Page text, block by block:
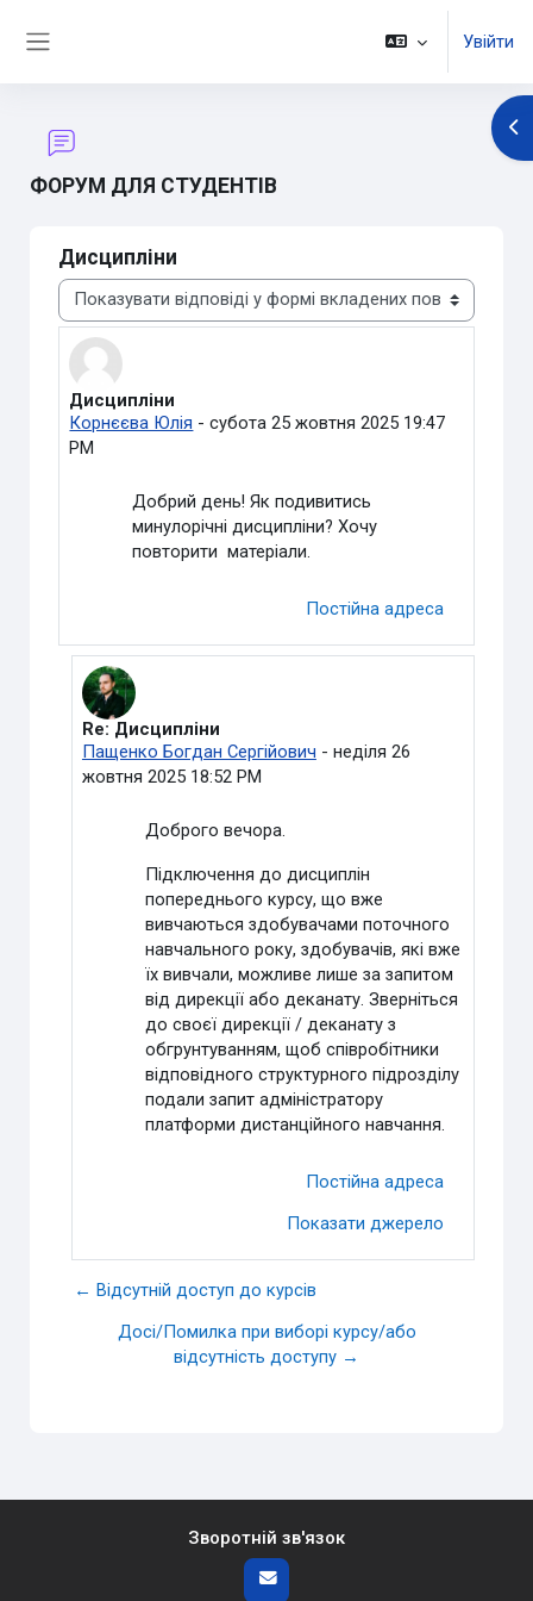
Увійти
ФОРУМ ДЛЯ СТУДЕНТІВ
Дисципліни
Тип показу
Дисципліни
Корнєєва Юлія -субота 25 жовтня 2025 19:47
PM
Кількість відповідей: 1
Добрий день! Як подивитись
минулорічні дисципліни? Хочу
повторити матеріали.
Постійна адреса
У відповідь на Корнєєва Юлія
Re: Дисципліни
Пащенко Богдан Сергійович - неділя 26
жовтня 2025 18:52 PM
Доброго вечора.
Підключення до дисциплін
попереднього курсу, що вже
вивчаються здобувачами поточного
навчального року, здобувачів, які вже
їх вивчали, можливе лише за запитом
від дирекції або деканату. Зверніться
до своєї дирекції / деканату з
обгрунтуванням, щоб співробітники
відповідного структурного підрозділу
подали запит адміністратору
платформи дистанційного навчання.
Постійна адреса
Показати джерело
← Відсутній доступ до курсів
Досі/Помилка при виборі курсу/або
відсутність доступу →
Зворотній зв'язок